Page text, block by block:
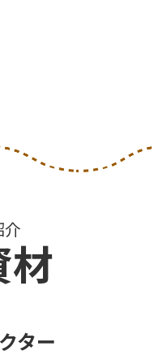
介
材
ター